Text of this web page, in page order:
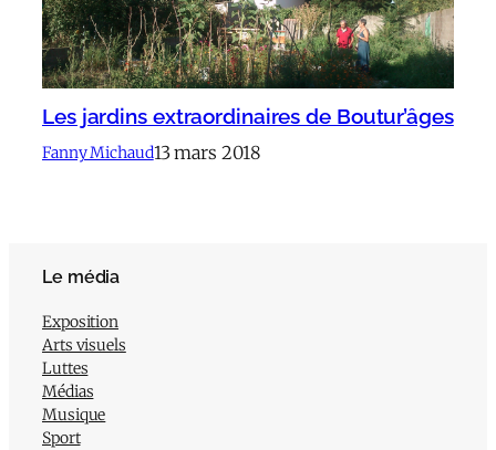
Les jardins extraordinaires de Boutur’âges
Fanny Michaud13 mars 2018
Le média
Exposition
Arts visuels
Luttes
Médias
Musique
Sport